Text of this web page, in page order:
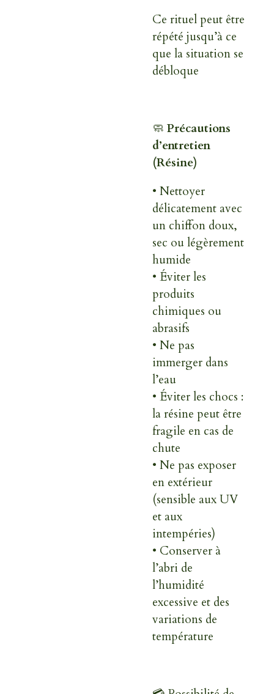
Ce rituel peut être
répété jusqu’à ce
que la situation se
débloque
🧼 Précautions
d’entretien
(Résine)
• Nettoyer
délicatement avec
un chiffon doux,
sec ou légèrement
humide
• Éviter les
produits
chimiques ou
abrasifs
• Ne pas
immerger dans
l’eau
• Éviter les chocs :
la résine peut être
fragile en cas de
chute
• Ne pas exposer
en extérieur
(sensible aux UV
et aux
intempéries)
• Conserver à
l’abri de
l’humidité
excessive et des
variations de
température